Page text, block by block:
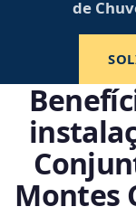
de
Montes